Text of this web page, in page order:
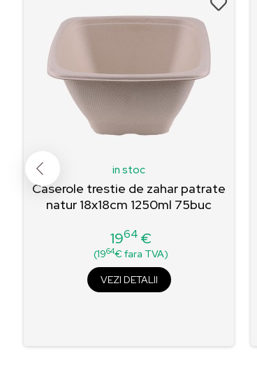
in stoc
Caserole trestie de zahar patrate
natur 18x18cm 1250ml 75buc
Pret
1964 €
(1964€ fara TVA)
VEZI DETALII